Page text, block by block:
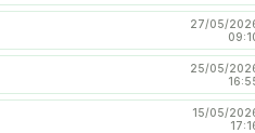
27/05/
25/05/
15/05/